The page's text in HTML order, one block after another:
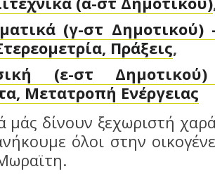
(γ-στ Δημοτικού)
Πράξεις,
(ε-στ
Μετατροπή Ενέργειας
μάς δίνουν ξεχωριστή
όλοι στην